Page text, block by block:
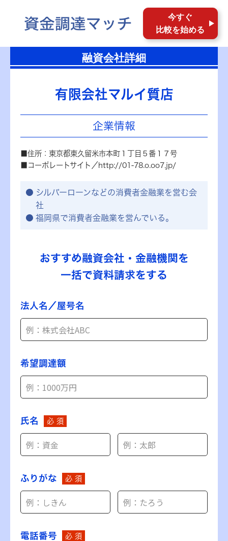
今すぐ
比較を始める
融資会社詳細
有限会社マルイ質店
企業情報
■住所：東京都東久留米市本町１丁目５番１７号
■コーポレートサイト／http://01-78.o.oo7.jp/
シルバーローンなどの消費者金融業を営む会
社
福岡県で消費者金融業を営んでいる。
おすすめ融資会社・金融機関を
一括で資料請求をする
法人名／屋号名
希望調達額
氏名 必 須
ふりがな 必 須
電話番号 必 須